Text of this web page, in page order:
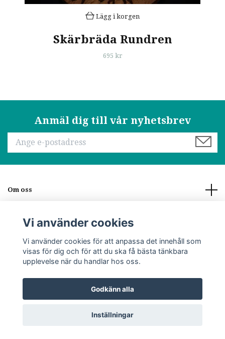
Lägg i korgen
Skärbräda Rundren
695 kr
Anmäl dig till vår nyhetsbrev
Om oss
Sociala medier
© 2026 Stoor of Lappland
Vi använder cookies
Vi använder cookies för att anpassa det innehåll som
visas för dig och för att du ska få bästa tänkbara
upplevelse när du handlar hos oss.
Godkänn alla
Inställningar